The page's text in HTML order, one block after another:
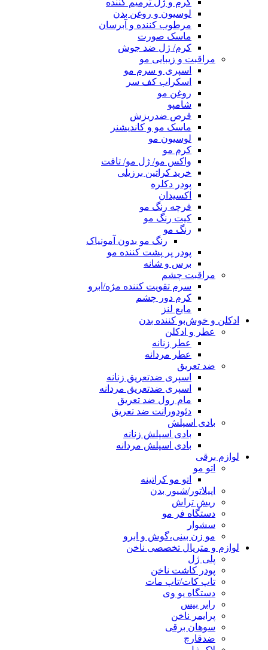
کرم و ژل ترمیم کننده
لوسیون و روغن بدن
مرطوب کننده و آبرسان
ماسک صورت
کرم/ ژل ضد جوش
مراقبت و زیبایی مو
اسپری و سرم مو
اسکراب کف سر
روغن مو
شامپو
قرص ضدریزش
ماسک مو و کاندیشنر
لوسیون مو
کرم مو
واکس مو/ ژل مو/ تافت
خرید کراتین برزیلی
پودر دکلره
اکسیدان
فرچه رنگ مو
کیت رنگ مو
رنگ مو
رنگ مو بدون آمونیاک
پودر پر پشت کننده مو
برس و شانه
مراقبت چشم
سرم تقویت کننده مژه/ابرو
کرم دور چشم
مایع لنز
ادکلن و خوش‌بو کننده بدن
عطر و ادکلن
عطر زنانه
عطر مردانه
ضد تعریق
اسپری ضدتعریق زنانه
اسپری ضدتعریق مردانه
مام رول ضد تعریق
دئودورانت ضد تعریق
بادی اسپلش
بادی اسپلش زنانه
بادی اسپلش مردانه
لوازم برقی
اتو مو
اتو مو کراتینه
اپیلاتور/شیور بدن
ریش تراش
دستگاه فر مو
سشوار
مو زن بینی،گوش و ابرو
لوازم و متریال تخصصی ناخن
پلی ژل
پودر کاشت ناخن
تاپ کات/تاپ مات
دستگاه یو وی
رابر بیس
پرایمر ناخن
سوهان برقی
ضدقارچ